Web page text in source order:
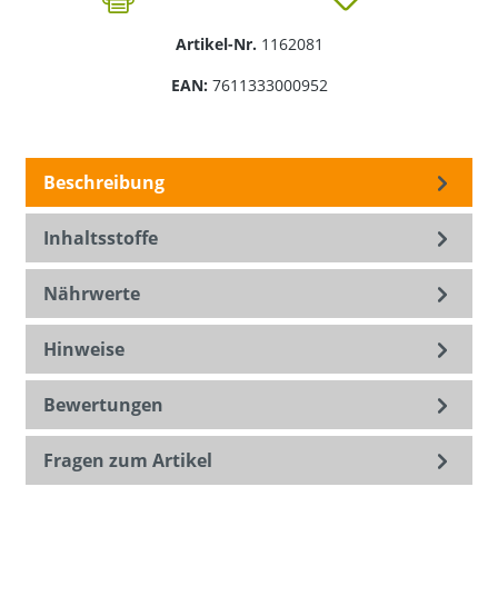
Artikel-Nr. 1162081
EAN: 7611333000952
Beschreibung
Inhaltsstoffe
Nährwerte
Hinweise
Bewertungen
Fragen zum Artikel